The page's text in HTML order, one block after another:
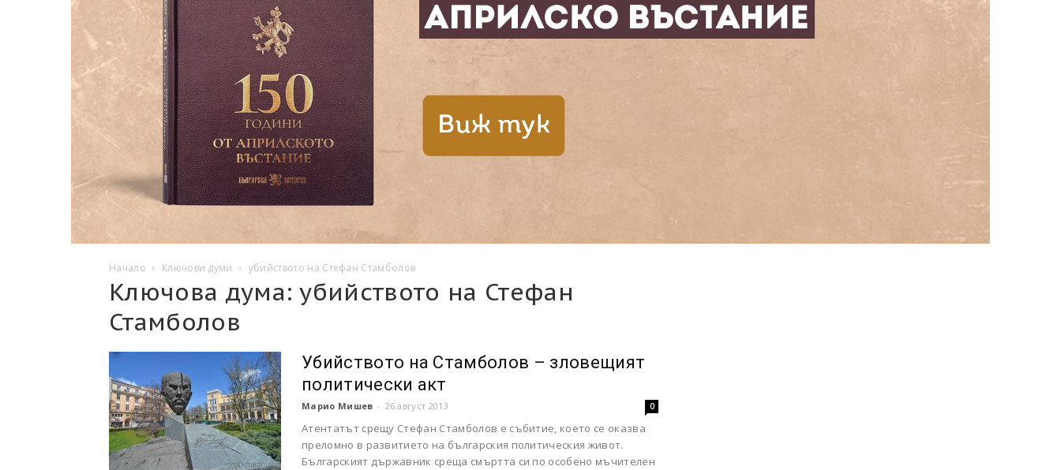
Начало Ключови думи убийството на Стефан Стамболов
Ключова дума: убийството на Стефан
Стамболов
Убийството на Стамболов – зловещият
политически акт
Марио Мишев - 26 август 2013 0
Атентатът срещу Стефан Стамболов е събитие, което се оказва
преломно в развитието на българския политическия живот.
Българският държавник среща смъртта си по особено мъчителен